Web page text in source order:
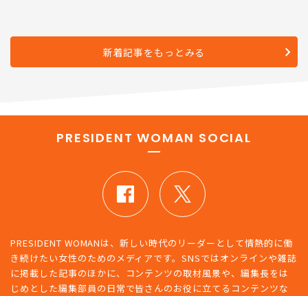
新着記事をもっとみる
PRESIDENT WOMAN SOCIAL
PRESIDENT WOMANは、新しい時代のリーダーとして情熱的に働
き続けたい女性のためのメディアです。SNSではオンラインや雑誌
に掲載した記事のほかに、コンテンツの取材風景や、編集長をは
じめとした編集部員の日常で皆さんのお役に立てるコンテンツな